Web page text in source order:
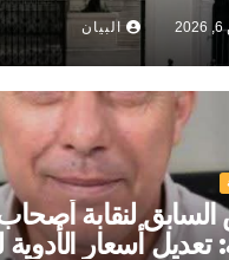
البيان
السابق لنقابة
تعديل أسعار